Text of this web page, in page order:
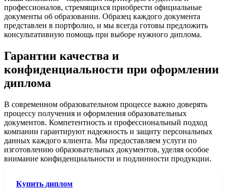
профессионалов, стремящихся приобрести официальные
документы об образовании. Образец каждого документа
представлен в портфолио, и мы всегда готовы предложить
консультативную помощь при выборе нужного диплома.
Гарантии качества и
конфиденциальности при оформлении
диплома
В современном образовательном процессе важно доверять
процессу получения и оформления образовательных
документов. Компетентность и профессиональный подход
компании гарантируют надежность и защиту персональных
данных каждого клиента. Мы предоставляем услуги по
изготовлению образовательных документов, уделяя особое
внимание конфиденциальности и подлинности продукции.
Купить диплом